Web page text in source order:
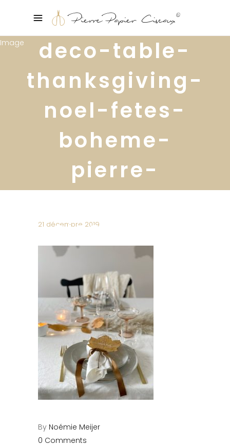
deco-table-
thanksgiving-
noel-fetes-
boheme-
pierre-
papier-
ciseaux-6
21 décembre 2019
By Noémie Meijer
0 Comments